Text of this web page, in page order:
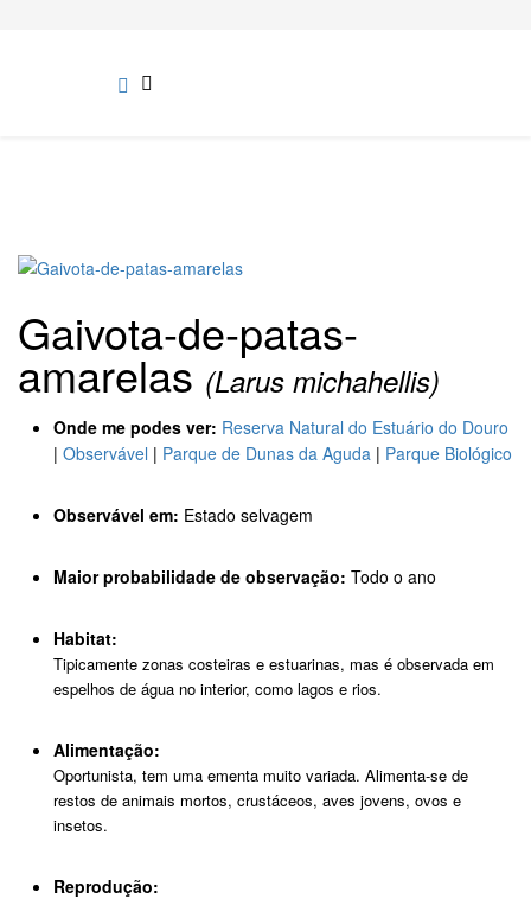
Gaivota-de-patas-
amarelas (Larus michahellis)
Onde me podes ver: Reserva Natural do Estuário do Douro
| Observável | Parque de Dunas da Aguda | Parque Biológico
Observável em: Estado selvagem
Maior probabilidade de observação: Todo o ano
Habitat:
Tipicamente zonas costeiras e estuarinas, mas é observada em
espelhos de água no interior, como lagos e rios.
Alimentação:
Oportunista, tem uma ementa muito variada. Alimenta-se de
restos de animais mortos, crustáceos, aves jovens, ovos e
insetos.
Reprodução: